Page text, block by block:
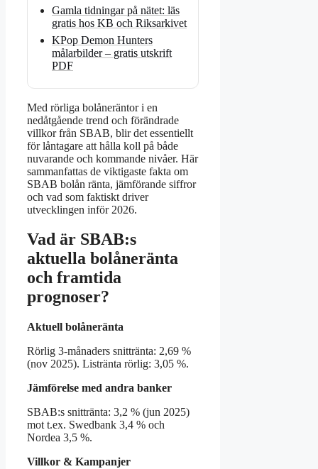
Gamla tidningar på nätet: läs
gratis hos KB och Riksarkivet
KPop Demon Hunters
målarbilder – gratis utskrift
PDF
Med rörliga bolåneräntor i en
nedåtgående trend och förändrade
villkor från SBAB, blir det essentiellt
för låntagare att hålla koll på både
nuvarande och kommande nivåer. Här
sammanfattas de viktigaste fakta om
SBAB bolån ränta, jämförande siffror
och vad som faktiskt driver
utvecklingen inför 2026.
Vad är SBAB:s
aktuella bolåneränta
och framtida
prognoser?
Aktuell bolåneränta
Rörlig 3-månaders snittränta: 2,69 %
(nov 2025). Listränta rörlig: 3,05 %.
Jämförelse med andra banker
SBAB:s snittränta: 3,2 % (jun 2025)
mot t.ex. Swedbank 3,4 % och
Nordea 3,5 %.
Villkor & Kampanjer